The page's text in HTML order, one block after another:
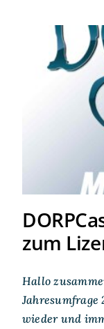
zum
Hallo
Jahresumfrage
wieder und